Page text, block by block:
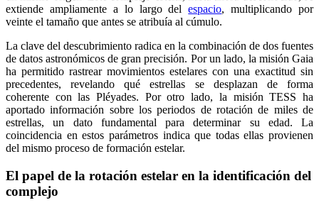
extiende ampliamente a lo largo delespacio, multiplicando por
veinte el tamaño que antes se atribuía al cúmulo.
La clave del descubrimiento radica en la combinación de dos fuentes
de datos astronómicos de gran precisión. Por un lado, la misión Gaia
ha permitido rastrear movimientos estelares con una exactitud sin
precedentes, revelando qué estrellas se desplazan de forma
coherente con las Pléyades. Por otro lado, la misión TESS ha
aportado información sobre los periodos de rotación de miles de
estrellas, un dato fundamental para determinar su edad. La
coincidencia en estos parámetros indica que todas ellas provienen
del mismo proceso de formación estelar.
El papel de la rotación estelar en la identificación del
complejo